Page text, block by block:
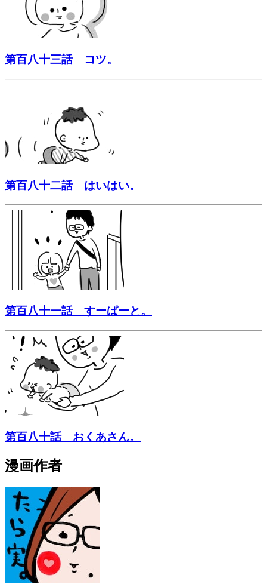
第百八十三話 コツ。
第百八十二話 はいはい。
第百八十一話 すーぱーと。
第百八十話 おくあさん。
漫画作者